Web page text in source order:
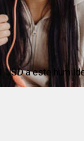
USD a este